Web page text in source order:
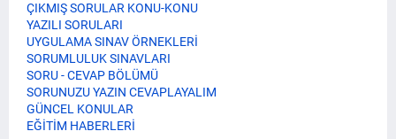
ÇIKMIŞ SORULAR KONU-KONU
YAZILI SORULARI
UYGULAMA SINAV ÖRNEKLERİ
SORUMLULUK SINAVLARI
SORU - CEVAP BÖLÜMÜ
SORUNUZU YAZIN CEVAPLAYALIM
GÜNCEL KONULAR
EĞİTİM HABERLERİ